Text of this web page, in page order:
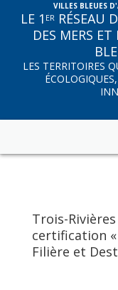
VILLES BLEUES
LE 1 ER RÉSEAU
DES MERS
LES TERRITOIRES
Trois-Rivières
certification «
Filière et